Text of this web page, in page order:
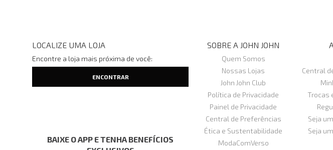
LOCALIZE UMA LOJA
Encontre a loja mais próxima de você:
BAIXE O APP E TENHA BENEFÍCIOS
SOBRE A JOHN JOHN
Quem Somos
Nossas Lojas
John John Club
Política de Privacidade
Painel de Privacidade
Central de Preferências
Ética e Sustentabilidade
ModaComVerso
Central
Trocas
Seja
Seja